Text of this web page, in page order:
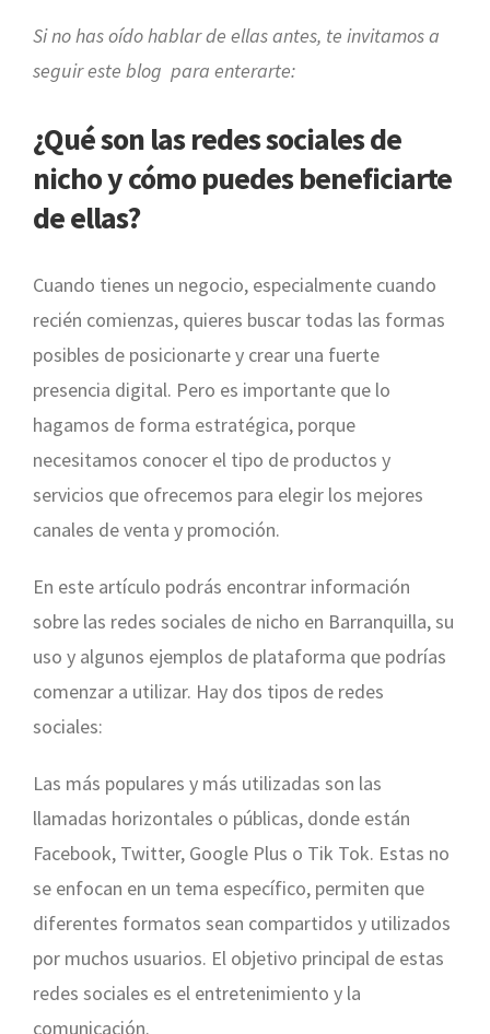
Si no has oído hablar de ellas antes, te invitamos a
seguir este blog para enterarte:
¿Qué son las redes sociales de
nicho y cómo puedes beneficiarte
de ellas?
Cuando tienes un negocio, especialmente cuando
recién comienzas, quieres buscar todas las formas
posibles de posicionarte y crear una fuerte
presencia digital. Pero es importante que lo
hagamos de forma estratégica, porque
necesitamos conocer el tipo de productos y
servicios que ofrecemos para elegir los mejores
canales de venta y promoción.
En este artículo podrás encontrar información
sobre las redes sociales de nicho en Barranquilla, su
uso y algunos ejemplos de plataforma que podrías
comenzar a utilizar. Hay dos tipos de redes
sociales:
Las más populares y más utilizadas son las
llamadas horizontales o públicas, donde están
Facebook, Twitter, Google Plus o Tik Tok. Estas no
se enfocan en un tema específico, permiten que
diferentes formatos sean compartidos y utilizados
por muchos usuarios. El objetivo principal de estas
redes sociales es el entretenimiento y la
comunicación.